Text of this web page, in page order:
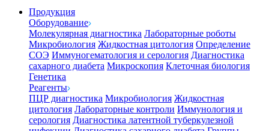
Продукция
Оборудование
Молекулярная диагностика Лабораторные роботы
Микробиология Жидкостная цитология Определение
СОЭ Иммуногематология и серология Диагностика
сахарного диабета Микроскопия Клеточная биология
Генетика
Реагенты
ПЦР диагностика Микробиология Жидкостная
цитология Лабораторные контроли Иммунология и
серология Диагностика латентной туберкулезной